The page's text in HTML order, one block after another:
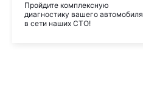
Пройдите комплексную
диагностику вашего автомобиля
в сети наших СТО!